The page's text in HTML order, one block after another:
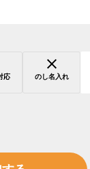
応 のし名入れ